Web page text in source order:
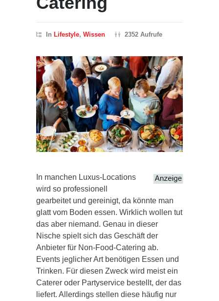
In Lifestyle, Wissen 2352 Aufrufe
In manchen Luxus-Locations
wird so professionell
gearbeitet und gereinigt, da könnte man
glatt vom Boden essen. Wirklich wollen tut
das aber niemand. Genau in dieser
Nische spielt sich das Geschäft der
Anbieter für Non-Food-Catering ab.
Events jeglicher Art benötigen Essen und
Trinken. Für diesen Zweck wird meist ein
Caterer oder Partyservice bestellt, der das
liefert. Allerdings stellen diese häufig nur